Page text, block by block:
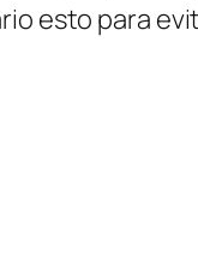
esto para